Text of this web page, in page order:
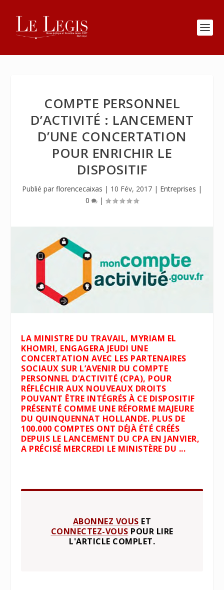
COMPTE PERSONNEL
D’ACTIVITÉ : LANCEMENT
D’UNE CONCERTATION
POUR ENRICHIR LE
DISPOSITIF
Publié par florencecaixas | 10 Fév, 2017 | Entreprises |
0
|
LA MINISTRE DU TRAVAIL, MYRIAM EL
KHOMRI, ENGAGERA JEUDI UNE
CONCERTATION AVEC LES PARTENAIRES
SOCIAUX SUR L’AVENIR DU COMPTE
PERSONNEL D’ACTIVITÉ (CPA), POUR
RÉFLÉCHIR AUX NOUVEAUX DROITS
POUVANT ÊTRE INTÉGRÉS À CE DISPOSITIF
PRÉSENTÉ COMME UNE RÉFORME MAJEURE
DU QUINQUENNAT HOLLANDE. PLUS DE
100.000 COMPTES ONT DÉJÀ ÉTÉ CRÉÉS
DEPUIS LE LANCEMENT DU CPA EN JANVIER,
A PRÉCISÉ MERCREDI LE MINISTÈRE DU ...
ABONNEZ VOUS ET
CONNECTEZ-VOUS POUR LIRE
L'ARTICLE COMPLET.